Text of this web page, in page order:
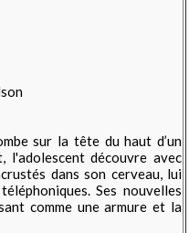
sur la tête du haut d’un
l'adolescent découvre avec
dans son cerveau, lui
Ses nouvelles
comme une armure et la